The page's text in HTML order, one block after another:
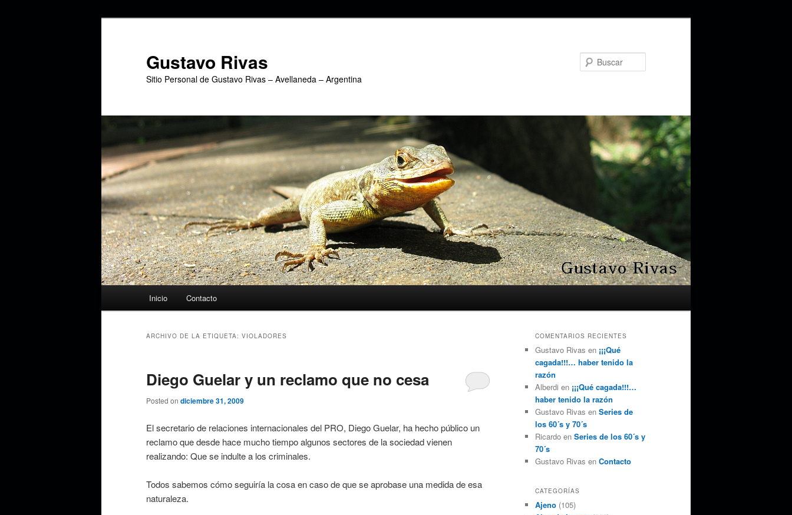
Gustavo Rivas
Sitio Personal de Gustavo Rivas – Avellaneda – Argentina
Inicio Contacto
ARCHIVO DE LA ETIQUETA: VIOLADORES
Diego Guelar y un reclamo que no cesa
Posted on diciembre 31, 2009
El secretario de relaciones internacionales del PRO, Diego Guelar, ha hecho público un
reclamo que desde hace mucho tiempo algunos sectores de la sociedad vienen
realizando: Que se indulte a los criminales.
Todos sabemos cómo seguiría la cosa en caso de que se aprobase una medida de esa
naturaleza.
COMENTARIOS RECIENTES
Gustavo Rivas en ¡¡¡Qué
cagada!!!… haber tenido la
razón
Alberdi en ¡¡¡Qué cagada!!!…
haber tenido la razón
Gustavo Rivas en Series de
los 60´s y 70´s
Ricardo en Series de los 60´s y
70´s
Gustavo Rivas en Contacto
CATEGORÍAS
Ajeno (105)